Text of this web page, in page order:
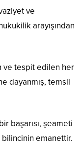
ve
arayışından
ve tespit edilen her
dayanmış, temsil
başarısı, şeameti
emanettir.